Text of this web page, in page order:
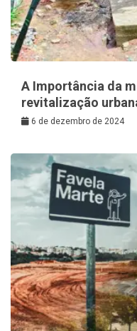
A Importância da
revitalização
6 de dezembro de 2024